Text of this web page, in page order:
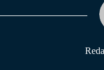
pp m